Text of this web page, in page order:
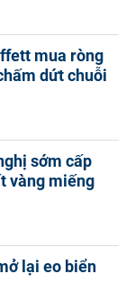
mua ròng
dứt chuỗi
sớm cấp
vàng miếng
lại eo biển